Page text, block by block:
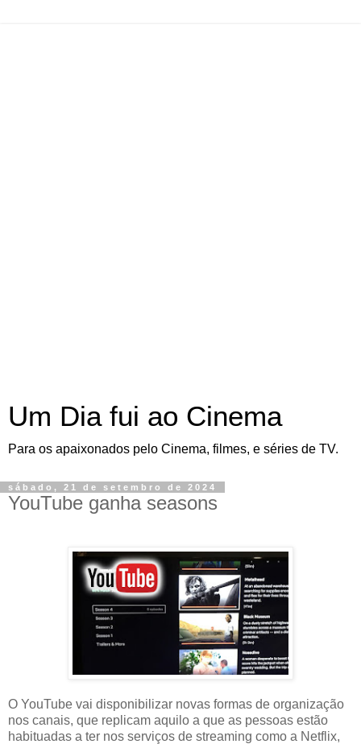
Um Dia fui ao Cinema
Para os apaixonados pelo Cinema, filmes, e séries de TV.
sábado, 21 de setembro de 2024
YouTube ganha seasons
O YouTube vai disponibilizar novas formas de organização
nos canais, que replicam aquilo a que as pessoas estão
habituadas a ter nos serviços de streaming como a Netflix,